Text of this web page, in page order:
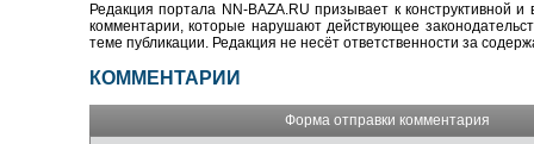
Редакция портала NN-BAZA.RU призывает к конструктивной
комментарии, которые нарушают действующее
теме публикации. Редакция не несёт ответственности за
КОММЕНТАРИИ
Форма отправки комментария